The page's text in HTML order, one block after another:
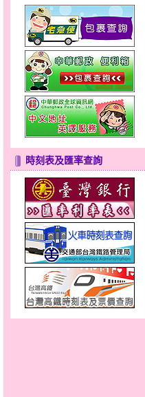
時刻表及匯率查詢